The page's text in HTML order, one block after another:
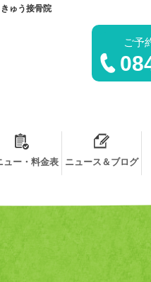
ゅう接骨院
ご予
ュー・料金表 ニュース＆ブログ